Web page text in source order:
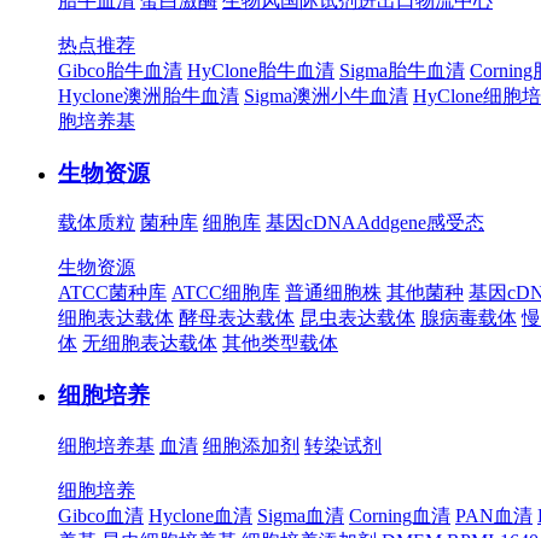
热点推荐
Gibco胎牛血清 HyClone胎牛血清 Sigma胎牛血清 Corning
Hyclone澳洲胎牛血清 Sigma澳洲小牛血清 HyClone细胞
胞培养基
生物资源
载体质粒 菌种库 细胞库 基因cDNAAddgene感受态
生物资源
ATCC菌种库 ATCC细胞库 普通细胞株 其他菌种 基因
细胞表达载体 酵母表达载体 昆虫表达载体 腺病毒载体
体 无细胞表达载体 其他类型载体
细胞培养
细胞培养基 血清 细胞添加剂 转染试剂
细胞培养
Gibco血清 Hyclone血清 Sigma血清 Corning血清 PAN血清